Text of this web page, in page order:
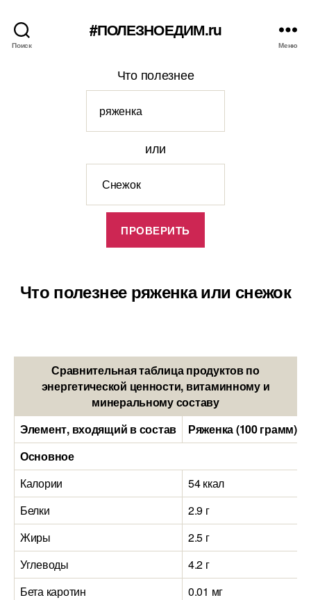
Поиск
#ПОЛЕЗНОЕДИМ.ru
Меню
Что полезнее
или
Что полезнее ряженка или снежок
Сравнительная таблица продуктов по
энергетической ценности, витаминному и
минеральному составу
Элемент, входящий в состав
Ряженка (100 грамм)
Основное
Калории
54 ккал
Белки
2.9 г
Жиры
2.5 г
Углеводы
4.2 г
Бета каротин
0.01 мг